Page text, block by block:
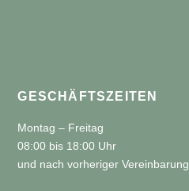
GESCHÄFTSZEITEN
Montag – Freitag
08:00 bis 18:00 Uhr
und nach vorheriger Vereinbarung